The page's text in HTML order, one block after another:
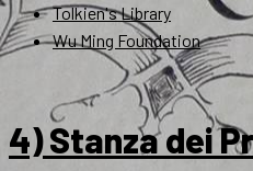
Tolkien's Library
Wu Ming Foundation
4) Stanza dei